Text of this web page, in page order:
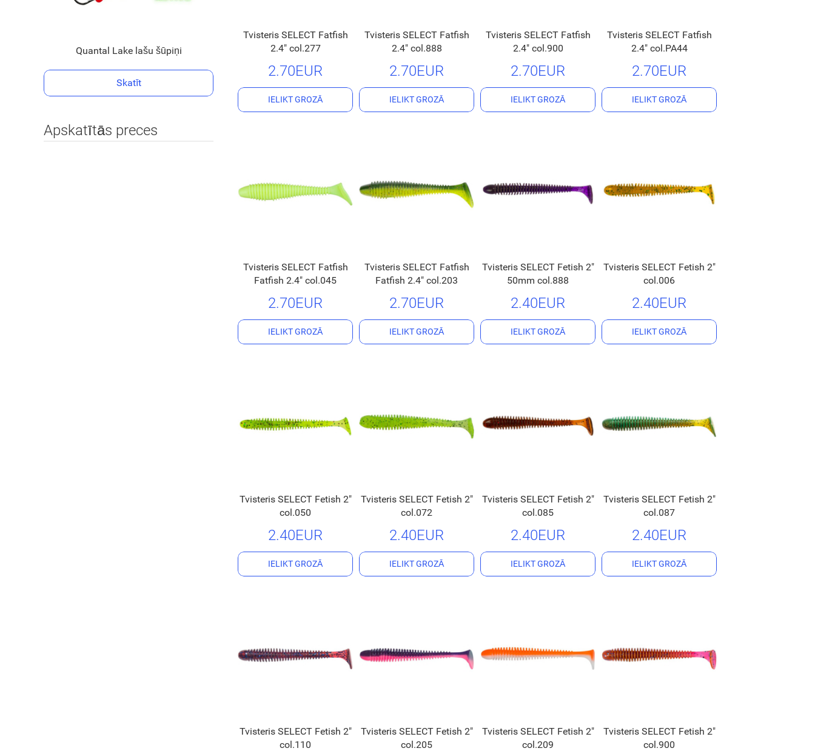
Tvisteris SELECT Fatfish
2.4" col.277
2.70EUR
IELIKT GROZĀ
Tvisteris SELECT Fatfish
2.4" col.888
2.70EUR
IELIKT GROZĀ
Tvisteris SELECT Fatfish
2.4" col.900
2.70EUR
IELIKT GROZĀ
Tvisteris SELECT Fatfish
2.4" col.PA44
2.70EUR
IELIKT GROZĀ
Tvisteris SELECT Fatfish
Fatfish 2.4" col.045
2.70EUR
IELIKT GROZĀ
Tvisteris SELECT Fatfish
Fatfish 2.4" col.203
2.70EUR
IELIKT GROZĀ
Tvisteris SELECT Fetish 2"
50mm col.888
2.40EUR
IELIKT GROZĀ
Tvisteris SELECT Fetish 2"
col.006
2.40EUR
IELIKT GROZĀ
Tvisteris SELECT Fetish 2"
col.050
2.40EUR
IELIKT GROZĀ
Tvisteris SELECT Fetish 2"
col.072
2.40EUR
IELIKT GROZĀ
Tvisteris SELECT Fetish 2"
col.085
2.40EUR
IELIKT GROZĀ
Tvisteris SELECT Fetish 2"
col.087
2.40EUR
IELIKT GROZĀ
Tvisteris SELECT Fetish 2"
col.110
Tvisteris SELECT Fetish 2"
col.205
Tvisteris SELECT Fetish 2"
col.209
Tvisteris SELECT Fetish 2"
col.900
Quantal Lake lašu šūpiņi
Skatīt
Apskatītās preces